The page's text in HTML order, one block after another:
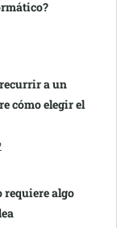
de autónomo
a un
cómo elegir el
requiere algo